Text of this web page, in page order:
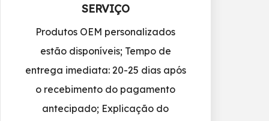
SERVIÇO
Produtos OEM personalizados
estão disponíveis; Tempo de
entrega imediata: 20-25 dias após
o recebimento do pagamento
antecipado; Explicação do